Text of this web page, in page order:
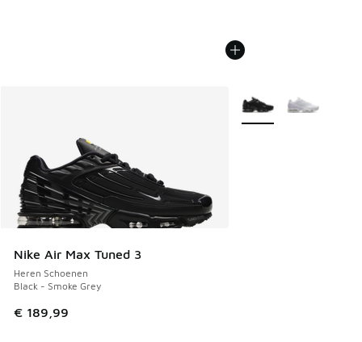
Nike Air Max Tuned 3
Heren Schoenen
Black - Smoke Grey
€ 189,99
Meer kleuren